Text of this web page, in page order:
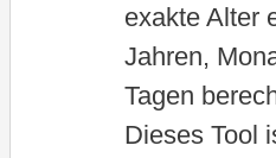
exakte Alter
Jahren,
Tagen
Dieses Tool